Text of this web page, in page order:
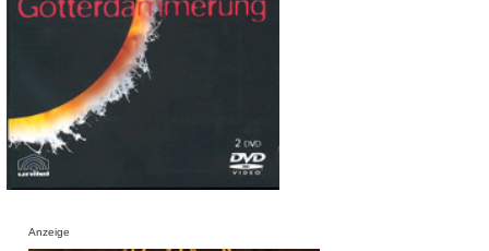
Anzeige